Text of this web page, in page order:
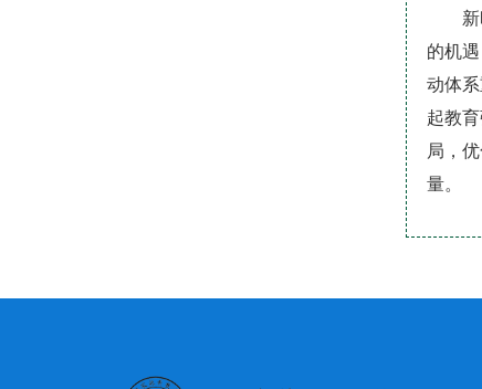
的机
动体
起教
局，
量。